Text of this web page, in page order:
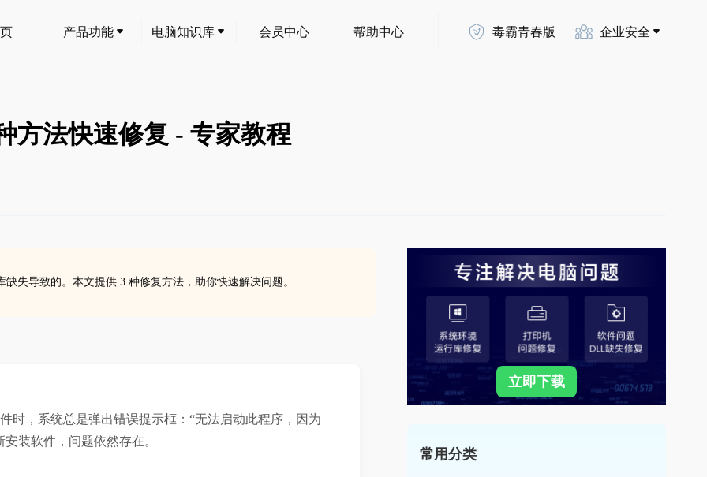
产品功能 电脑知识库 会员中心 帮助中心 毒霸青春版 企业安全
方法快速修复 - 专家教程
失导致的。本文提供 3 种修复方法，助你快速解决问题。
时，系统总是弹出错误提示框：“无法启动此程序，因为
装软件，问题依然存在。
立即下载
常用分类